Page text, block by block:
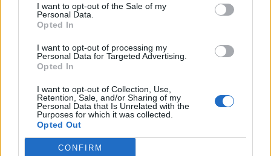
I want to opt-out of the Sale of my
Personal Data.
Opted In
I want to opt-out of processing my
Personal Data for Targeted Advertising.
Opted In
I want to opt-out of Collection, Use,
Retention, Sale, and/or Sharing of my
Personal Data that Is Unrelated with the
Purposes for which it was collected.
Opted Out
CONFIRM
diagostoa Materia
Via Confalonieri, 5 - Castronno
POTREBBERO INTERESSARTI ANCHE